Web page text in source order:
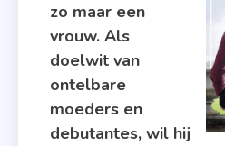
zo maar een
vrouw. Als
doelwit van
ontelbare
moeders en
debutantes, wil hij